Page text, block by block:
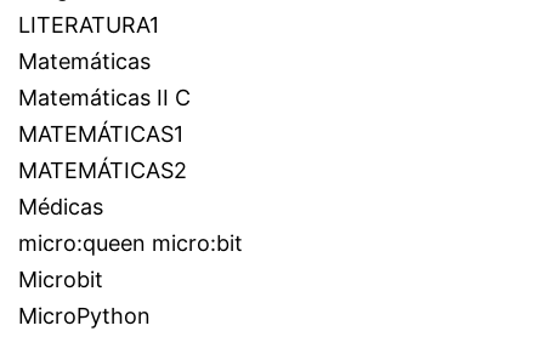
LITERATURA1
Matemáticas
Matemáticas II C
MATEMÁTICAS1
MATEMÁTICAS2
Médicas
micro:queen micro:bit
Microbit
MicroPython